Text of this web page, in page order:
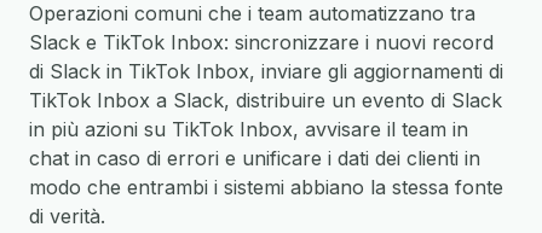
Operazioni comuni che i team automatizzano tra
Slack e TikTok Inbox: sincronizzare i nuovi record
di Slack in TikTok Inbox, inviare gli aggiornamenti di
TikTok Inbox a Slack, distribuire un evento di Slack
in più azioni su TikTok Inbox, avvisare il team in
chat in caso di errori e unificare i dati dei clienti in
modo che entrambi i sistemi abbiano la stessa fonte
di verità.